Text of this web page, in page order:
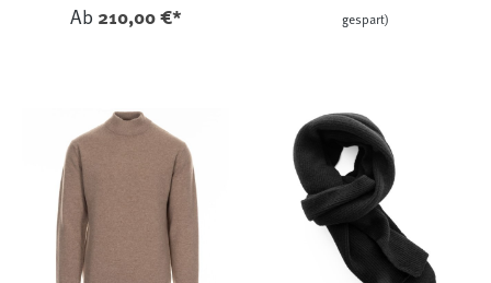
Ab 210,00 €* gespart)